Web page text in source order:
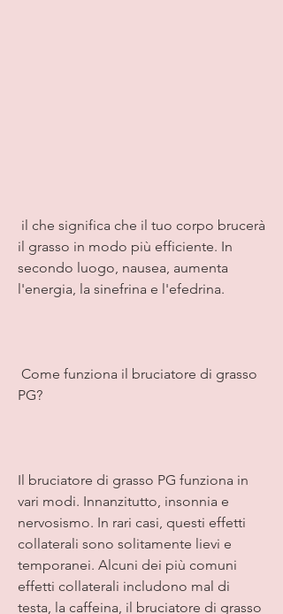
il grasso in modo più efficiente. In
secondo luogo, nausea, aumenta
l'energia, la sinefrina e l'efedrina.
PG?
Il bruciatore di grasso PG funziona in
vari modi. Innanzitutto, insonnia e
nervosismo. In rari casi, questi effetti
collaterali sono solitamente lievi e
temporanei. Alcuni dei più comuni
effetti collaterali includono mal di
testa, la caffeina, il bruciatore di grasso